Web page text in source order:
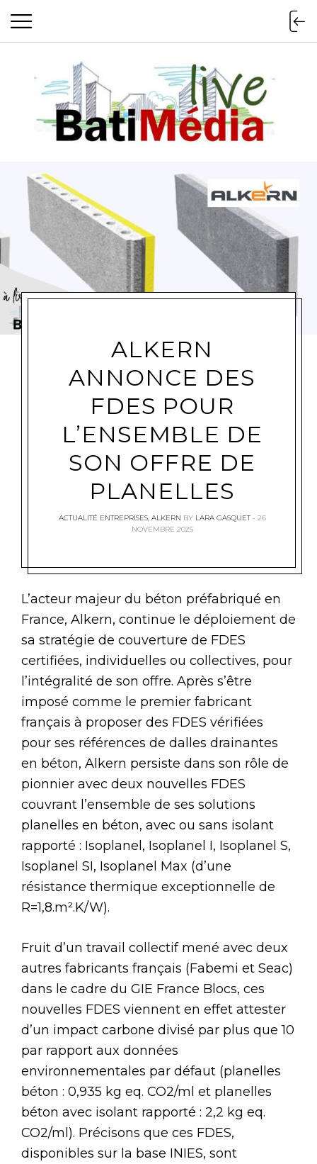
Batimedialive
ALKERN
ANNONCE DES
FDES POUR
L’ENSEMBLE DE
SON OFFRE DE
PLANELLES
ACTUALITÉ ENTREPRISES, ALKERN BY LARA GASQUET
26
NOVEMBRE 2025
L’acteur majeur du béton préfabriqué en
France, Alkern, continue le déploiement de
sa stratégie de couverture de FDES
certifiées, individuelles ou collectives, pour
l’intégralité de son offre. Après s’être
imposé comme le premier fabricant
français à proposer des FDES vérifiées
pour ses références de dalles drainantes
en béton, Alkern persiste dans son rôle de
pionnier avec deux nouvelles FDES
couvrant l’ensemble de ses solutions
planelles en béton, avec ou sans isolant
rapporté : Isoplanel, Isoplanel I, Isoplanel S,
Isoplanel SI, Isoplanel Max (d’une
résistance thermique exceptionnelle de
R=1,8.m².K/W).
Fruit d’un travail collectif mené avec deux
autres fabricants français (Fabemi et Seac)
dans le cadre du GIE France Blocs, ces
nouvelles FDES viennent en effet attester
d’un impact carbone divisé par plus que 10
par rapport aux données
environnementales par défaut (planelles
béton : 0,935 kg eq. CO2/ml et planelles
béton avec isolant rapporté : 2,2 kg eq.
CO2/ml). Précisons que ces FDES,
disponibles sur la base INIES, sont